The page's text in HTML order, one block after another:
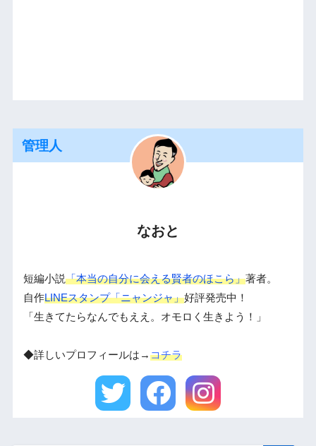
管理人
なおと
短編小説「本当の自分に会える賢者のほこら」著者。
自作LINEスタンプ「ニャンジャ」好評発売中！
「生きてたらなんでもええ。オモロく生きよう！」
◆詳しいプロフィールは→コチラ